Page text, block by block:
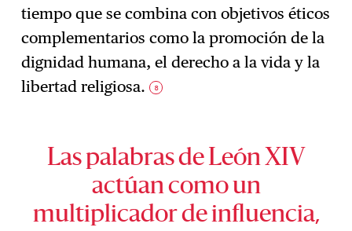
tiempo que se combina con objetivos éticos
complementarios como la promoción de la
dignidad humana, el derecho a la vida y la
libertad religiosa. 8
Las palabras de León XIV
actúan como un
multiplicador de influencia,